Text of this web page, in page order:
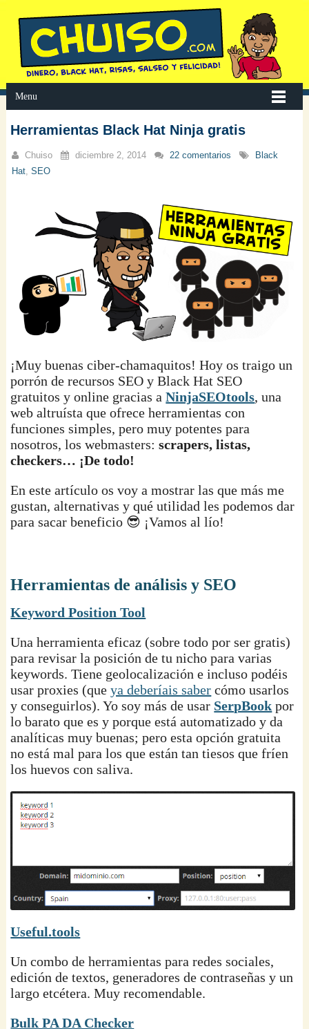
Menu
Herramientas Black Hat Ninja gratis
Chuiso diciembre 2, 2014 22 comentarios
Black
Hat,SEO
¡Muy buenas ciber-chamaquitos! Hoy os traigo un
porrón de recursos SEO y Black Hat SEO
gratuitos y online gracias aNinjaSEOtools, una
web altruísta que ofrece herramientas con
funciones simples, pero muy potentes para
nosotros, los webmasters:scrapers, listas,
checkers… ¡De todo!
En este artículo os voy a mostrar las que más me
gustan, alternativas y qué utilidad les podemos dar
para sacar beneficio 😎 ¡Vamos al lío!
Herramientas de análisis y SEO
Keyword Position Tool
Una herramienta eficaz (sobre todo por ser gratis)
para revisar la posición de tu nicho para varias
keywords. Tiene geolocalización e incluso podéis
usar proxies (queya deberíais saber cómo usarlos
y conseguirlos). Yo soy más de usar SerpBook por
lo barato que es y porque está automatizado y da
analíticas muy buenas; pero esta opción gratuita
no está mal para los que están tan tiesos que fríen
los huevos con saliva.
Useful.tools
Un combo de herramientas para redes sociales,
edición de textos, generadores de contraseñas y un
largo etcétera. Muy recomendable.
Bulk PA DA Checker